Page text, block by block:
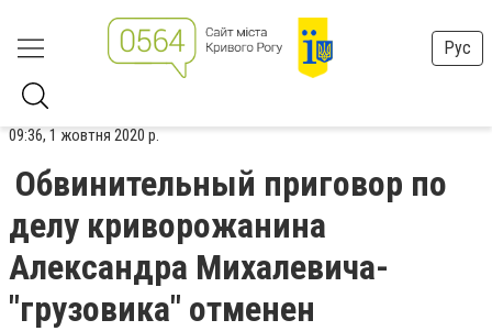
Рус
09:36, 1 жовтня 2020 р.
Обвинительный приговор по
делу криворожанина
Александра Михалевича-
"грузовика" отменен